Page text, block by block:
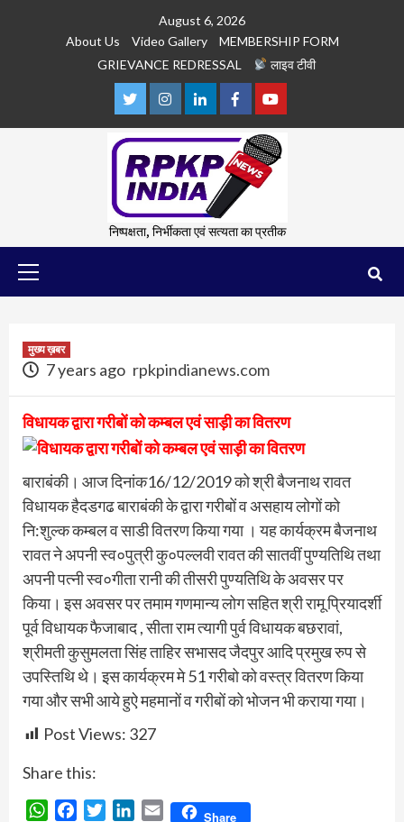
August 6, 2026
About Us
Video Gallery
MEMBERSHIP FORM
GRIEVANCE REDRESSAL
लाइव टीवी
TwitterInstagramLinkedlnFacebookYoutube
निष्पक्षता, निर्भीकता एवं सत्यता का प्रतीक
Primary
मुख्य ख़बर
7 years ago rpkpindianews.com
विधायक द्वारा गरीबों को कम्बल एवं साड़ी का वितरण
बाराबंकी। आज दिनांक16/12/2019 को श्री बैजनाथ रावत
विधायक हैदडगढ बाराबंकी के द्वारा गरीबों व असहाय लोगों को
नि:शुल्क कम्बल व साडी वितरण किया गया । यह कार्यक्रम बैजनाथ
रावत ने अपनी स्व०पुत्री कु०पल्लवी रावत की सातवीं पुण्यतिथि तथा
अपनी पत्नी स्व०गीता रानी की तीसरी पुण्यतिथि के अवसर पर
किया। इस अवसर पर तमाम गणमान्य लोग सहित श्री रामू प्रियादर्शी
पूर्व विधायक फैजाबाद , सीता राम त्यागी पुर्व विधायक बछरावां,
श्रीमती कुसुमलता सिंह ताहिर सभासद जैदपुर आदि प्रमुख रुप से
उपस्तिथि थे। इस कार्यक्रम मे 51 गरीबो को वस्त्र वितरण किया
गया और सभी आये हुऐ महमानों व गरीबों को भोजन भी कराया गया।
Post Views: 327
Share this:
WhatsAppFacebookTwitterLinkedIn
Email Share